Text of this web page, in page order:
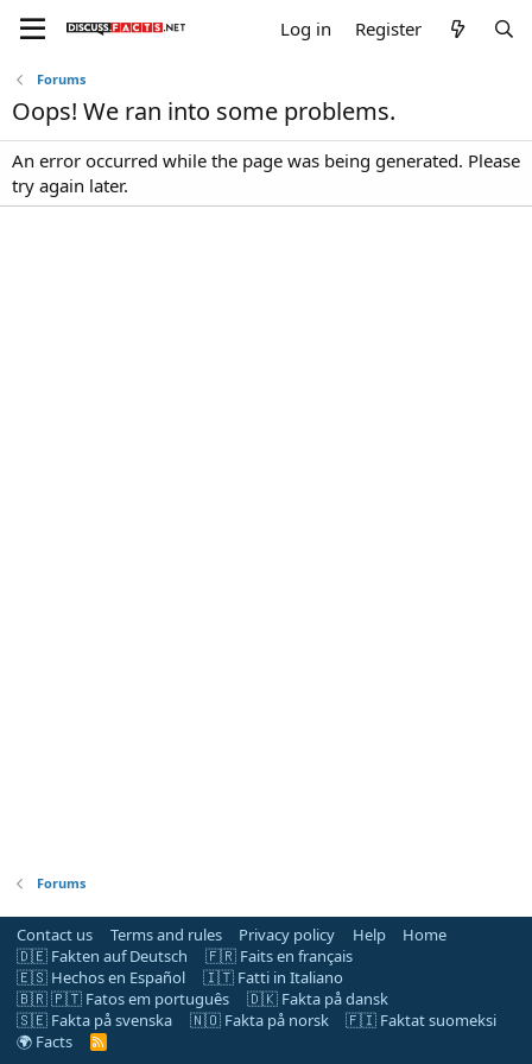
Log in Register
Forums
Oops! We ran into some problems.
An error occurred while the page was being generated. Please
try again later.
Forums
Contact us Terms and rules Privacy policy Help
Home
🇩🇪 Fakten auf Deutsch
🇫🇷 Faits en français
🇪🇸 Hechos en Español
🇮🇹 Fatti in Italiano
🇧🇷 🇵🇹 Fatos em português
🇩🇰 Fakta på dansk
🇸🇪 Fakta på svenska
🇳🇴 Fakta på norsk
🇫🇮 Faktat suomeksi
🌍 Facts
R